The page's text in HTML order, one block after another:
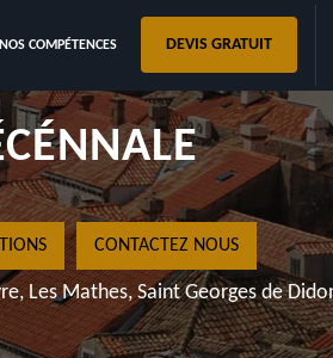
NOS COMPÉTENCES DEVIS GRATUIT
17520
NOS REALISATIONS
Royan, Saintes, La Palmyre,